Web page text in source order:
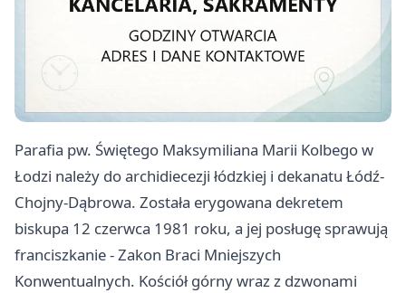
Parafia pw. Świętego Maksymiliana Marii Kolbego w
Łodzi należy do archidiecezji łódzkiej i dekanatu Łódź-
Chojny-Dąbrowa. Została erygowana dekretem
biskupa 12 czerwca 1981 roku, a jej posługę sprawują
franciszkanie - Zakon Braci Mniejszych
Konwentualnych. Kościół górny wraz z dzwonami